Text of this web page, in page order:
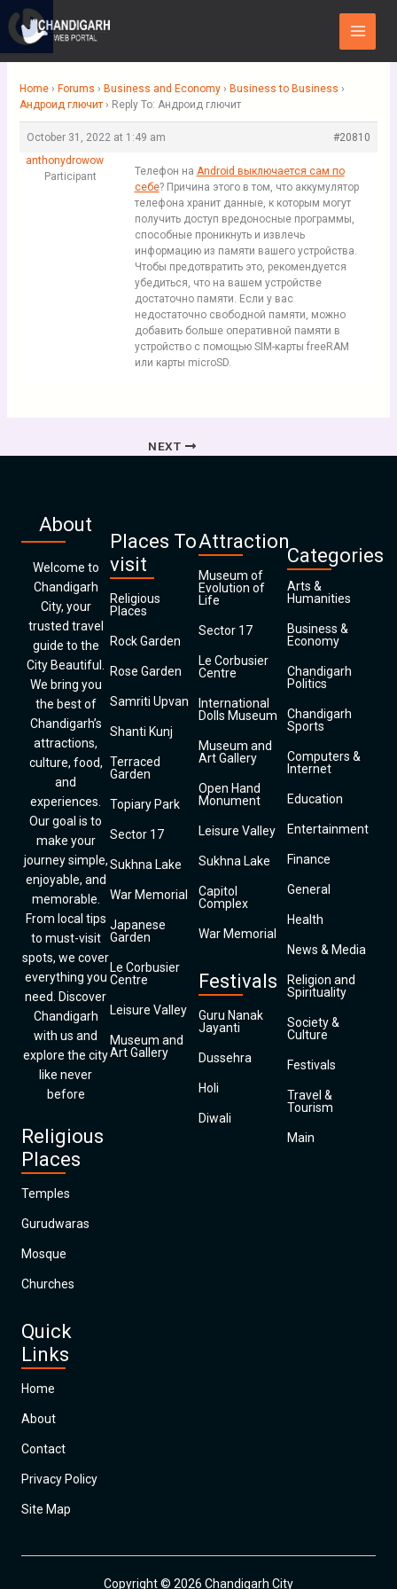
content
Main
Menu
Home › Forums › Business and Economy › Business to Business ›
Андроид глючит › Reply To: Андроид глючит
October 31, 2022 at 1:49 am
#20810
anthonydrowow
Participant
Телефон на Android выключается сам по
себе? Причина этого в том, что аккумулятор
телефона хранит данные, к которым могут
получить доступ вредоносные программы,
способные проникнуть и извлечь
информацию из памяти вашего устройства.
Чтобы предотвратить это, рекомендуется
убедиться, что на вашем устройстве
достаточно памяти. Если у вас
недостаточно свободной памяти, можно
добавить больше оперативной памяти в
устройство с помощью SIM-карты freeRAM
или карты microSD.
NEXT
About
Welcome to
Chandigarh
City, your
trusted travel
guide to the
City Beautiful.
We bring you
the best of
Chandigarh’s
attractions,
culture, food,
and
experiences.
Our goal is to
make your
journey simple,
enjoyable, and
memorable.
From local tips
to must-visit
spots, we cover
everything you
need. Discover
Chandigarh
with us and
explore the city
like never
before
Religious
Places
Temples
Gurudwaras
Mosque
Churches
Quick
Links
Home
About
Contact
Privacy Policy
Site Map
Places To
visit
Religious
Places
Rock Garden
Rose Garden
Samriti Upvan
Shanti Kunj
Terraced
Garden
Topiary Park
Sector 17
Sukhna Lake
War Memorial
Japanese
Garden
Le Corbusier
Centre
Leisure Valley
Museum and
Art Gallery
Attraction
Museum of
Evolution of
Life
Sector 17
Le Corbusier
Centre
International
Dolls Museum
Museum and
Art Gallery
Open Hand
Monument
Leisure Valley
Sukhna Lake
Capitol
Complex
War Memorial
Festivals
Guru Nanak
Jayanti
Dussehra
Holi
Diwali
Categories
Arts &
Humanities
Business &
Economy
Chandigarh
Politics
Chandigarh
Sports
Computers &
Internet
Education
Entertainment
Finance
General
Health
News & Media
Religion and
Spirituality
Society &
Culture
Festivals
Travel &
Tourism
Main
Copyright © 2026 Chandigarh City